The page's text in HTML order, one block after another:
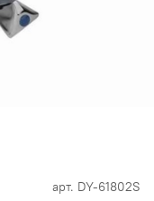
арт. DY-61802S